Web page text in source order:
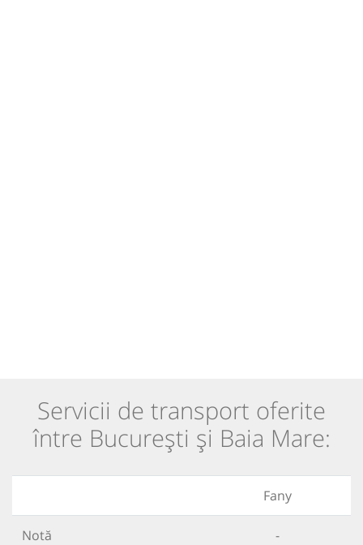
Servicii de transport oferite
între București și Baia Mare:
Fany
Notă -